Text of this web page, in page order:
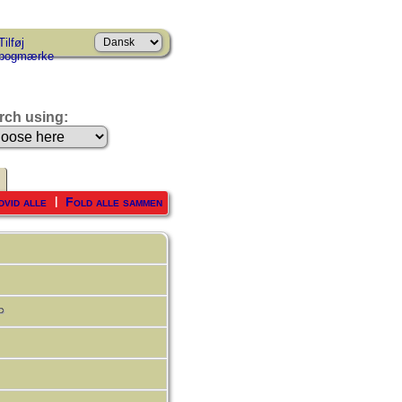
using:
alle Fold alle sammen